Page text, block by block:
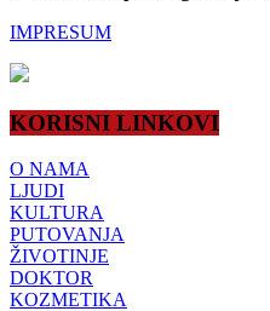
IMPRESUM
KORISNI LINKOVI
O NAMA
LJUDI
KULTURA
PUTOVANJA
ŽIVOTINJE
DOKTOR
KOZMETIKA